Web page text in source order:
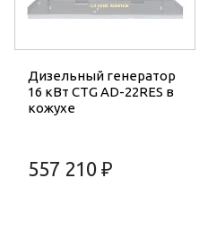
Дизельный генератор
16 кВт CTG AD-22RES в
кожухе
557 210 ₽